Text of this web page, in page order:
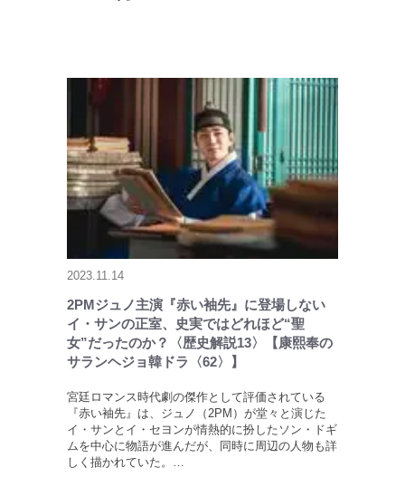
2023.11.14
2PMジュノ主演『赤い袖先』に登場しない
イ・サンの正室、史実ではどれほど“聖
女”だったのか？〈歴史解説13〉【康熙奉の
サランヘジョ韓ドラ〈62〉】
宮廷ロマンス時代劇の傑作として評価されている
『赤い袖先』は、ジュノ（2PM）が堂々と演じた
イ・サンとイ・セヨンが情熱的に扮したソン・ドギ
ムを中心に物語が進んだが、同時に周辺の人物も詳
しく描かれていた。…